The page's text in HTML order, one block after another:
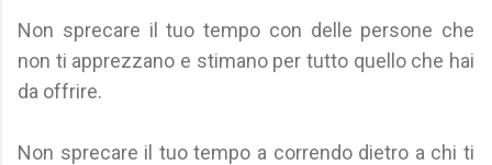
Non sprecare il tuo tempo con delle persone che
non ti apprezzano e stimano per tutto quello che hai
da offrire.
Non sprecare il tuo tempo a correndo dietro a chi ti